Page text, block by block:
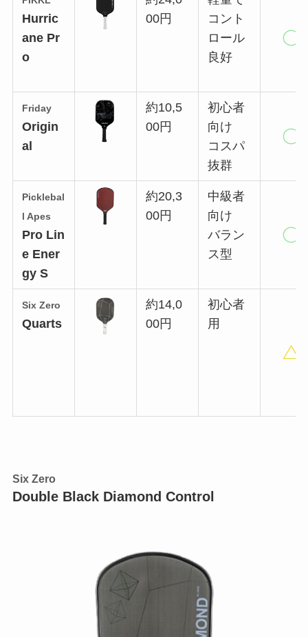
Hurric
ane Pr
o
00円
コント
ロール
良好
Friday
Origin
al
約10,5
00円
初心者
向け
コスパ
抜群
Picklebal
l Apes
Pro Lin
e Ener
gy S
約20,3
00円
中級者
向け
バラン
ス型
Six Zero
Quarts
約14,0
00円
初心者
用
Six Zero
Double Black Diamond Control